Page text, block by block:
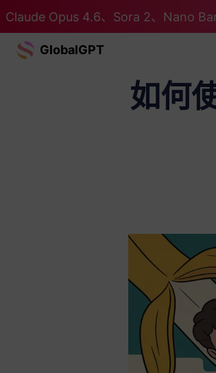
Claude Opus 4.6、Sora 2、Nano
GlobalGPT
如何